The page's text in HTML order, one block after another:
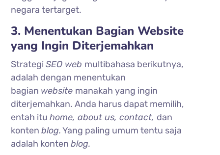
negara tertarget.
3. Menentukan Bagian Website
yang Ingin Diterjemahkan
StrategiSEO web multibahasa berikutnya,
adalah dengan menentukan
bagian website manakah yang ingin
diterjemahkan. Anda harus dapat memilih,
entah ituhome, about us, contact, dan
kontenblog.Yang paling umum tentu saja
adalah kontenblog.